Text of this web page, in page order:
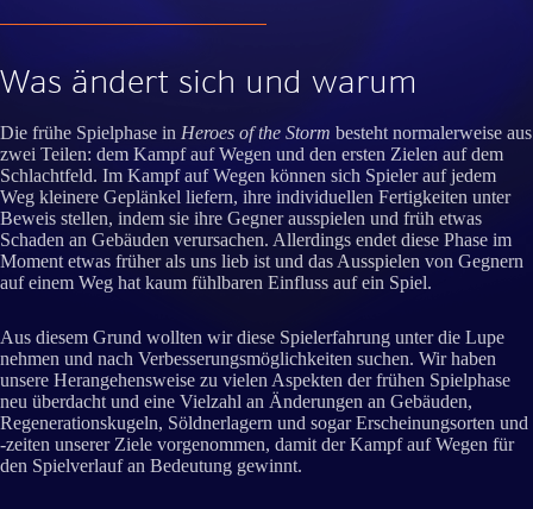
Was ändert sich und warum
Die frühe Spielphase in Heroes of the Storm besteht normalerweise aus
zwei Teilen: dem Kampf auf Wegen und den ersten Zielen auf dem
Schlachtfeld. Im Kampf auf Wegen können sich Spieler auf jedem
Weg kleinere Geplänkel liefern, ihre individuellen Fertigkeiten unter
Beweis stellen, indem sie ihre Gegner ausspielen und früh etwas
Schaden an Gebäuden verursachen. Allerdings endet diese Phase im
Moment etwas früher als uns lieb ist und das Ausspielen von Gegnern
auf einem Weg hat kaum fühlbaren Einfluss auf ein Spiel.
Aus diesem Grund wollten wir diese Spielerfahrung unter die Lupe
nehmen und nach Verbesserungsmöglichkeiten suchen. Wir haben
unsere Herangehensweise zu vielen Aspekten der frühen Spielphase
neu überdacht und eine Vielzahl an Änderungen an Gebäuden,
Regenerationskugeln, Söldnerlagern und sogar Erscheinungsorten und
-zeiten unserer Ziele vorgenommen, damit der Kampf auf Wegen für
den Spielverlauf an Bedeutung gewinnt.